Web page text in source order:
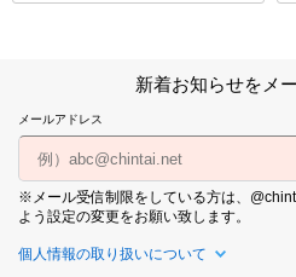
新着お知らせをメ
メールアドレス
※メール受信制限をしている方は、
よう設定の変更をお願い致します。
個人情報の取り扱いについて